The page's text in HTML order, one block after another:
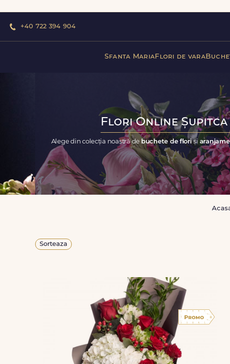
+40 722 394 904
Sfanta MariaFlori de vara
Flori Online
Alege din colecția noastră de buchete de floriși
Sorteaza